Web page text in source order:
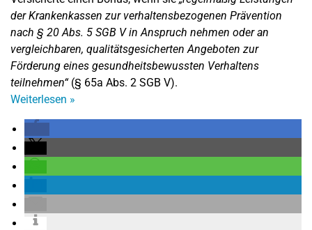
der Krankenkassen zur verhaltensbezogenen Prävention
nach § 20 Abs. 5 SGB V in Anspruch nehmen oder an
vergleichbaren, qualitätsgesicherten Angeboten zur
Förderung eines gesundheitsbewussten Verhaltens
teilnehmen“(§ 65a Abs. 2 SGB V).
Weiterlesen »